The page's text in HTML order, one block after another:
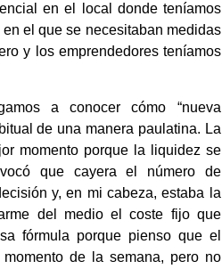
en el local donde teníamos
el que se necesitaban medidas
y los emprendedores teníamos
a conocer cómo “nueva
de una manera paulatina. La
momento porque la liquidez se
que cayera el número de
y, en mi cabeza, estaba la
del medio el coste fijo que
fórmula porque pienso que el
de la semana, pero no